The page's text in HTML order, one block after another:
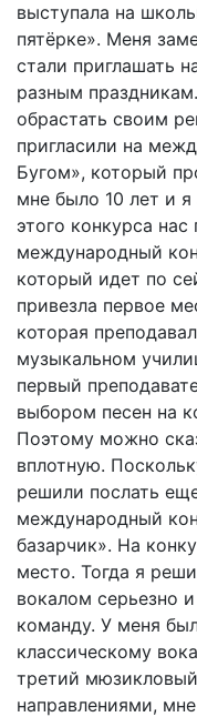
выступала на
пятёрке». Меня
стали приглашать
разным
обрастать своим
пригласили на
Бугом», который
мне было 10 лет и
этого конкурса
международный
который идет по
привезла первое
которая
музыкальном
первый
выбором песен на
Поэтому можно
вплотную.
решили послать
международный
базарчик». На
место. Тогда я
вокалом серьезно
команду. У меня
классическому
третий
направлениями,